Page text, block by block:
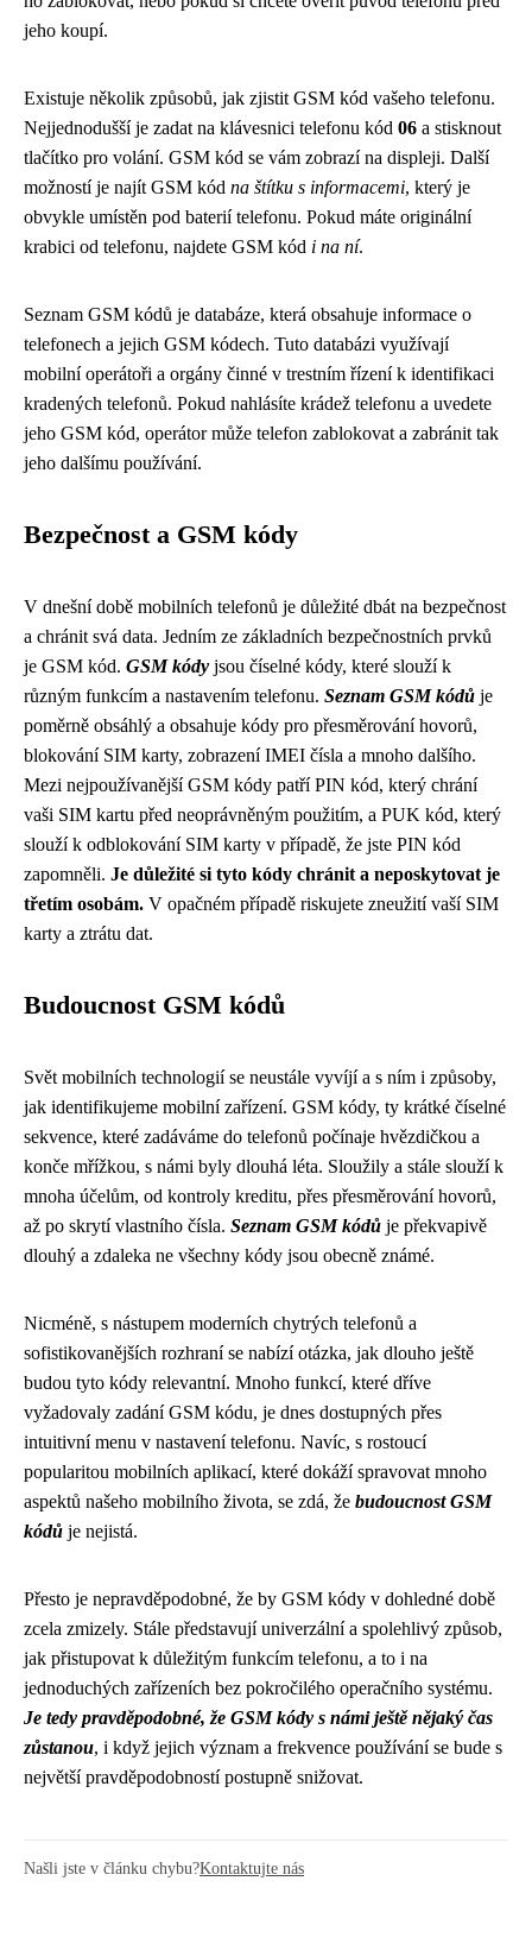
jeho koupí.
Existuje několik způsobů, jak zjistit GSM kód vašeho telefonu.
Nejjednodušší je zadat na klávesnici telefonu kód 06 a stisknout
tlačítko pro volání. GSM kód se vám zobrazí na displeji. Další
možností je najít GSM kód na štítku s informacemi, který je
obvykle umístěn pod baterií telefonu. Pokud máte originální
krabici od telefonu, najdete GSM kód i na ní.
Seznam GSM kódů je databáze, která obsahuje informace o
telefonech a jejich GSM kódech. Tuto databázi využívají
mobilní operátoři a orgány činné v trestním řízení k identifikaci
kradených telefonů. Pokud nahlásíte krádež telefonu a uvedete
jeho GSM kód, operátor může telefon zablokovat a zabránit tak
jeho dalšímu používání.
Bezpečnost a GSM kódy
V dnešní době mobilních telefonů je důležité dbát na bezpečnost
a chránit svá data. Jedním ze základních bezpečnostních prvků
je GSM kód. GSM kódy jsou číselné kódy, které slouží k
různým funkcím a nastavením telefonu. Seznam GSM kódů je
poměrně obsáhlý a obsahuje kódy pro přesměrování hovorů,
blokování SIM karty, zobrazení IMEI čísla a mnoho dalšího.
Mezi nejpoužívanější GSM kódy patří PIN kód, který chrání
vaši SIM kartu před neoprávněným použitím, a PUK kód, který
slouží k odblokování SIM karty v případě, že jste PIN kód
zapomněli. Je důležité si tyto kódy chránit a neposkytovat je
třetím osobám. V opačném případě riskujete zneužití vaší SIM
karty a ztrátu dat.
Budoucnost GSM kódů
Svět mobilních technologií se neustále vyvíjí a s ním i způsoby,
jak identifikujeme mobilní zařízení. GSM kódy, ty krátké číselné
sekvence, které zadáváme do telefonů počínaje hvězdičkou a
konče mřížkou, s námi byly dlouhá léta. Sloužily a stále slouží k
mnoha účelům, od kontroly kreditu, přes přesměrování hovorů,
až po skrytí vlastního čísla. Seznam GSM kódů je překvapivě
dlouhý a zdaleka ne všechny kódy jsou obecně známé.
Nicméně, s nástupem moderních chytrých telefonů a
sofistikovanějších rozhraní se nabízí otázka, jak dlouho ještě
budou tyto kódy relevantní. Mnoho funkcí, které dříve
vyžadovaly zadání GSM kódu, je dnes dostupných přes
intuitivní menu v nastavení telefonu. Navíc, s rostoucí
popularitou mobilních aplikací, které dokáží spravovat mnoho
aspektů našeho mobilního života, se zdá, že budoucnost GSM
kódů je nejistá.
Přesto je nepravděpodobné, že by GSM kódy v dohledné době
zcela zmizely. Stále představují univerzální a spolehlivý způsob,
jak přistupovat k důležitým funkcím telefonu, a to i na
jednoduchých zařízeních bez pokročilého operačního systému.
Je tedy pravděpodobné, že GSM kódy s námi ještě nějaký čas
zůstanou, i když jejich význam a frekvence používání se bude s
největší pravděpodobností postupně snižovat.
Našli jste v článku chybu?Kontaktujte nás